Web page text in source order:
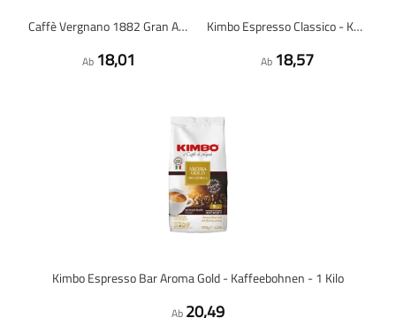
Caffè Vergnano 1882 Gran Aroma - Kaffeebohnen - 1 Kilo
Ab 18,01
Kimbo Espresso Classico - Kaffeebohnen - 1 Kilo
Ab 18,57
Kimbo Espresso Bar Aroma Gold - Kaffeebohnen - 1 Kilo
Ab 20,49